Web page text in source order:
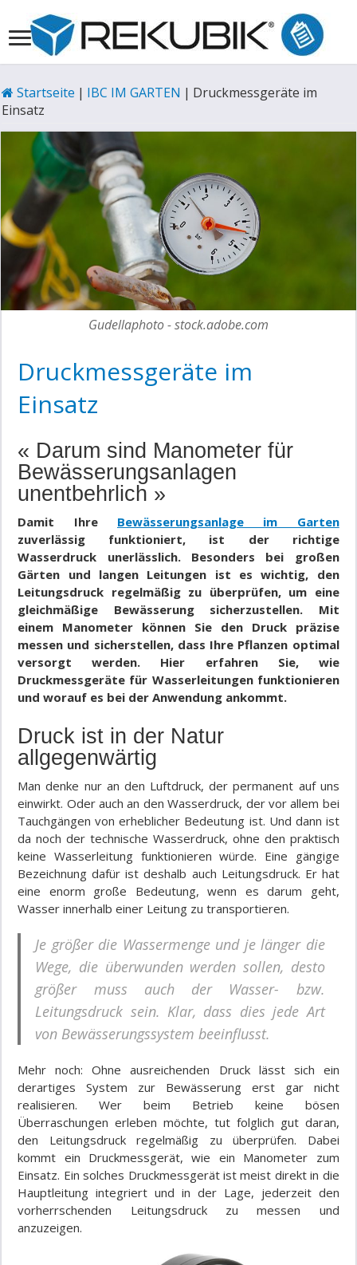
Startseite | IBC IM GARTEN | Druckmessgeräte im
Einsatz
Gudellaphoto - stock.adobe.com
Druckmessgeräte im
Einsatz
« Darum sind Manometer für
Bewässerungsanlagen
unentbehrlich »
Damit Ihre Bewässerungsanlage im Garten
zuverlässig funktioniert, ist der richtige
Wasserdruck unerlässlich. Besonders bei großen
Gärten und langen Leitungen ist es wichtig, den
Leitungsdruck regelmäßig zu überprüfen, um eine
gleichmäßige Bewässerung sicherzustellen. Mit
einem Manometer können Sie den Druck präzise
messen und sicherstellen, dass Ihre Pflanzen optimal
versorgt werden. Hier erfahren Sie, wie
Druckmessgeräte für Wasserleitungen funktionieren
und worauf es bei der Anwendung ankommt.
Druck ist in der Natur
allgegenwärtig
Man denke nur an den Luftdruck, der permanent auf uns
einwirkt. Oder auch an den Wasserdruck, der vor allem bei
Tauchgängen von erheblicher Bedeutung ist. Und dann ist
da noch der technische Wasserdruck, ohne den praktisch
keine Wasserleitung funktionieren würde. Eine gängige
Bezeichnung dafür ist deshalb auch Leitungsdruck. Er hat
eine enorm große Bedeutung, wenn es darum geht,
Wasser innerhalb einer Leitung zu transportieren.
Je größer die Wassermenge und je länger die
Wege, die überwunden werden sollen, desto
größer muss auch der Wasser- bzw.
Leitungsdruck sein. Klar, dass dies jede Art
von Bewässerungssystem beeinflusst.
Mehr noch: Ohne ausreichenden Druck lässt sich ein
derartiges System zur Bewässerung erst gar nicht
realisieren. Wer beim Betrieb keine bösen
Überraschungen erleben möchte, tut folglich gut daran,
den Leitungsdruck regelmäßig zu überprüfen. Dabei
kommt ein Druckmessgerät, wie ein Manometer zum
Einsatz. Ein solches Druckmessgerät ist meist direkt in die
Hauptleitung integriert und in der Lage, jederzeit den
vorherrschenden Leitungsdruck zu messen und
anzuzeigen.